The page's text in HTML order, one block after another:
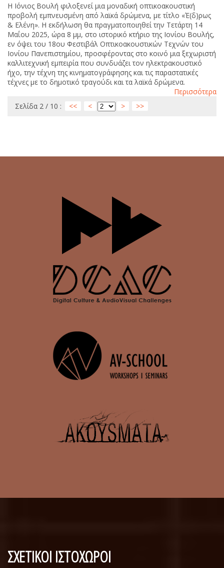
Η Ιόνιος Βουλή φιλοξενεί μια μοναδική οπτικοακουστική
προβολή εμπνευσμένη από λαϊκά δρώμενα, με τίτλο «Έ(δ)ρως
& Ελένη». Η εκδήλωση θα πραγματοποιηθεί την Τετάρτη 14
Μαΐου 2025, ώρα 8 μμ, στο ιστορικό κτήριο της Ιονίου Βουλής,
εν όψει του 18ου Φεστιβάλ Οπτικοακουστικών Τεχνών του
Ιονίου Πανεπιστημίου, προσφέροντας στο κοινό μια ξεχωριστή
καλλιτεχνική εμπειρία που συνδυάζει τον ηλεκτρακουστικό
ήχο, την τέχνη της κινηματογράφησης και τις παραστατικές
τέχνες με το δημοτικό τραγούδι και τα λαϊκά δρώμενα.
Περισσότερα
Σελίδα 2 / 10 :
<< < > >>
ΣΧΕΤΙΚΟΙ ΙΣΤΟΧΩΡΟΙ